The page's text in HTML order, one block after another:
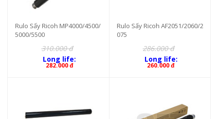
Rulo Sấy Ricoh MP4000/4500/
5000/5500
310.000 đ
Long life:
282.000 đ
Rulo Sấy Ricoh AF2051/2060/2
075
286.000 đ
Long life:
260.000 đ